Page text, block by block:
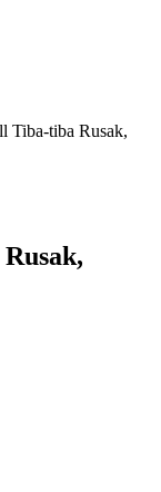
Tiba-tiba Rusak,